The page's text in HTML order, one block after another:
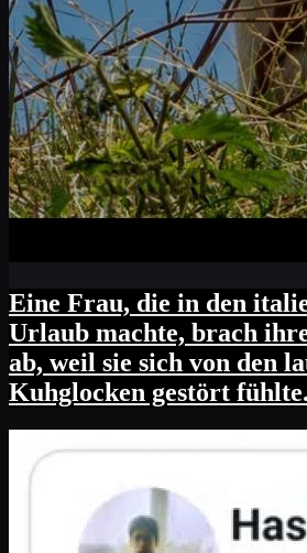
Eine Frau, die in den
Urlaub machte, brach
ab, weil sie sich von den
Kuhglocken gestört fühlte.